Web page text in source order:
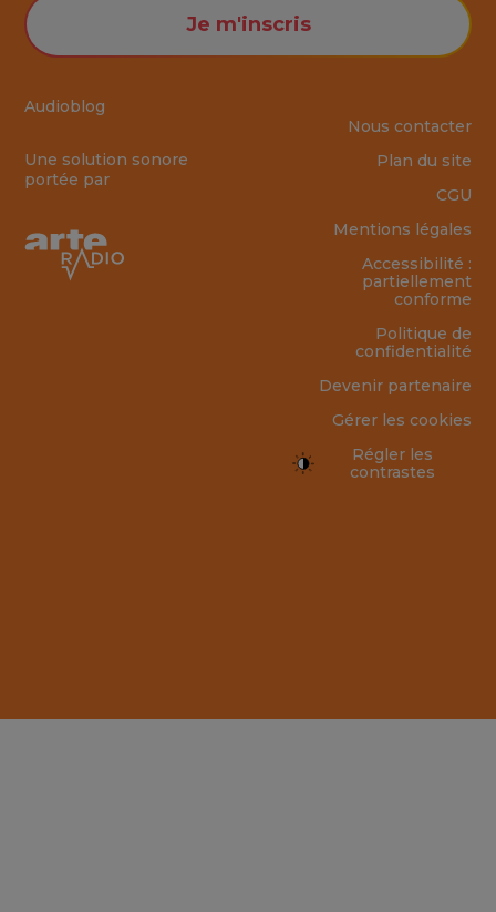
Audioblog
Une solution sonore
portée par
Je m'inscris
Nous contacter
Plan du site
CGU
Mentions légales
Accessibilité :
partiellement
conforme
Politique de
confidentialité
Devenir partenaire
Gérer les cookies
Régler les
contrastes